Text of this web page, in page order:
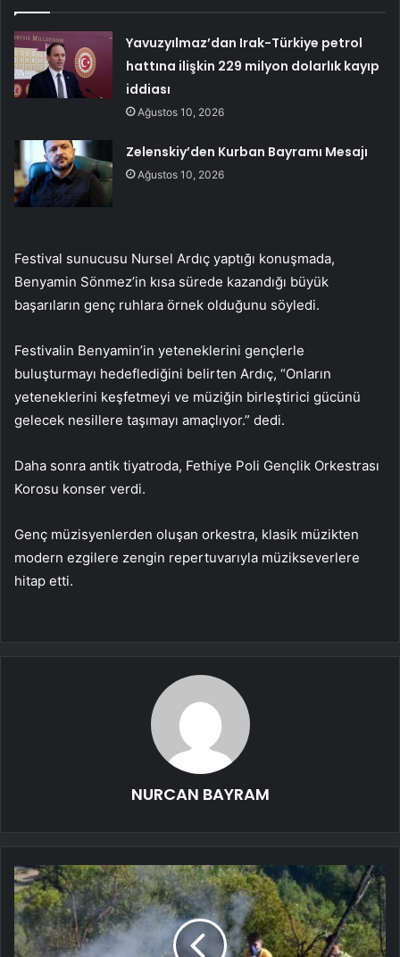
Yavuzyılmaz’dan Irak-Türkiye petrol
hattına ilişkin 229 milyon dolarlık kayıp
iddiası
Ağustos 10, 2026
Zelenskiy’den Kurban Bayramı Mesajı
Ağustos 10, 2026
Festival sunucusu Nursel Ardıç yaptığı konuşmada,
Benyamin Sönmez’in kısa sürede kazandığı büyük
başarıların genç ruhlara örnek olduğunu söyledi.
Festivalin Benyamin’in yeteneklerini gençlerle
buluşturmayı hedeflediğini belirten Ardıç, “Onların
yeteneklerini keşfetmeyi ve müziğin birleştirici gücünü
gelecek nesillere taşımayı amaçlıyor.” dedi.
Daha sonra antik tiyatroda, Fethiye Poli Gençlik Orkestrası
Korosu konser verdi.
Genç müzisyenlerden oluşan orkestra, klasik müzikten
modern ezgilere zengin repertuvarıyla müzikseverlere
hitap etti.
NURCAN BAYRAM